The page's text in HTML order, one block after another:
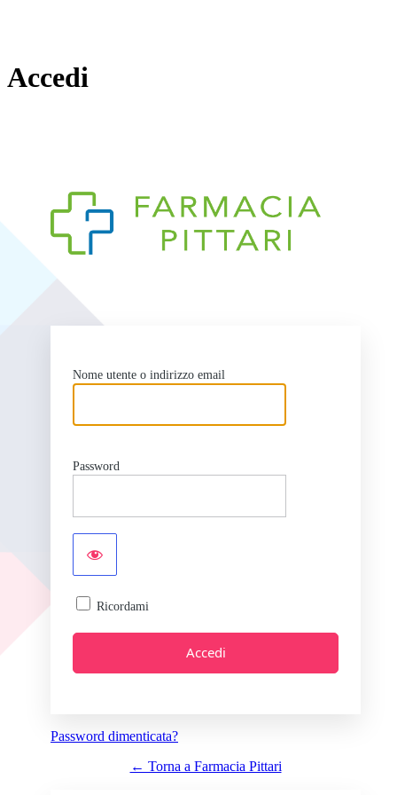
Accedi
Nome utente o indirizzo email
Password
Ricordami
Password dimenticata?
← Torna a Farmacia Pittari